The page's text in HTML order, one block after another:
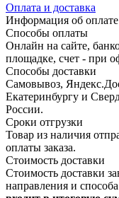
Оплата и доставка
Информация об оплате
Способы оплаты
Онлайн на сайте,
площадке, счет - при
Способы доставки
Самовывоз,
Екатеринбургу и
России.
Сроки отгрузки
Товар из наличия
оплаты заказа.
Стоимость доставки
Стоимость доставки
направления и